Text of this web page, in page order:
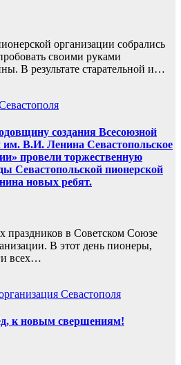
организации собрались
своими руками
В результате старательной и…
создания Всесоюзной
им. В.И. Ленина Севастопольское
провели торжественную
Севастопольской пионерской
новых ребят.
праздников в Советском Союзе
В этот день пионеры,
всех…
Севастополя
к новым свершениям!